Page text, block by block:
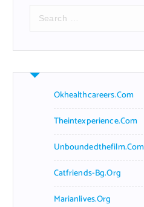
r
h
Okhealthcareers.com
Theintexperience.com
Unboundedthefilm.com
Catfriends-Bg.org
Marianlives.org